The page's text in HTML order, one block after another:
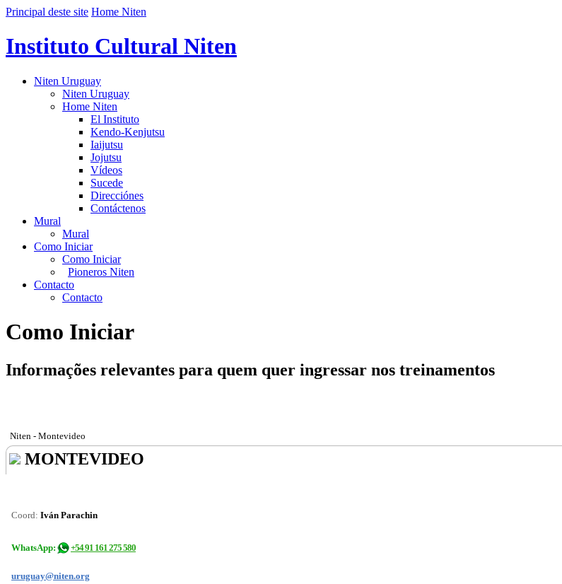
Principal deste site Home Niten
Instituto Cultural Niten
Niten Uruguay
Niten Uruguay
Home Niten
El Instituto
Kendo-Kenjutsu
Iaijutsu
Jojutsu
Vídeos
Sucede
Direcciónes
Contáctenos
Mural
Mural
Como Iniciar
Como Iniciar
Pioneros Niten
Contacto
Contacto
Como Iniciar
Informações relevantes para quem quer ingressar nos treinamentos
Niten - Montevideo
MONTEVIDEO
Coord: Iván Parachin
WhatsApp: +54 91 161 275 580
uruguay@niten.org